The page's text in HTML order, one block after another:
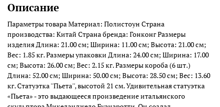
Описание
Параметры товара Материал: Полистоун Страна
производства: Китай Страна бренда: Гонконг Размеры
изделия Длина: 21.00 см; Ширина: 11.00 см; Высота: 21.00 см;
Вес: 1.85 кг. Размеры упаковки Длина: 24.00 см; Ширина: 17.00
см; Высота: 26.00 см; Вес: 2.15 кг. Размеры короба (6 шт.)
Длина: 52.00 см; Ширина: 50.00 см; Высота: 28.50 см; Вес: 13.60
кг. Статуэтка ''Пьета'', высотой 21 см. Удивительная статуэтка
«Пьета» - это выдающееся произведение итальянского